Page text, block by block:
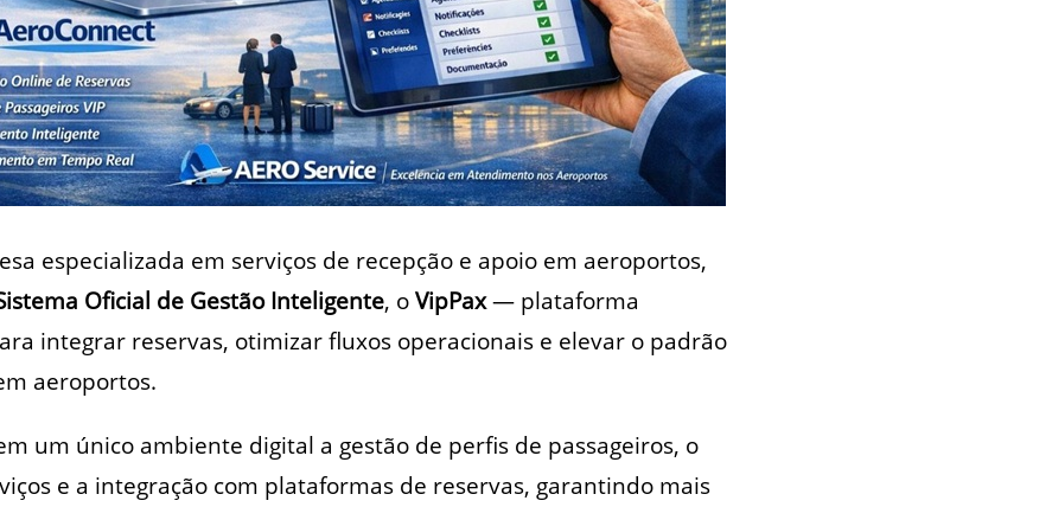
especializada em serviços de recepção e apoio em aeroportos,
Oficial de Gestão Inteligente, oVipPax— plataforma
integrar reservas, otimizar fluxos operacionais e elevar o padrão
aeroportos.
um único ambiente digital a gestão de perfis de passageiros, o
e a integração com plataformas de reservas, garantindo mais